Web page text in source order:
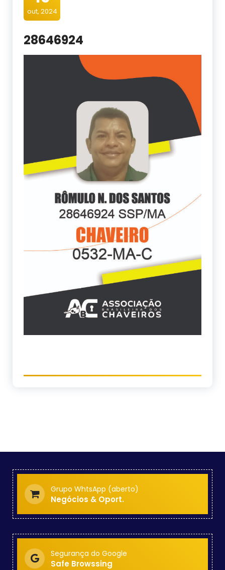
out, 2024
28646924
Grupo WhtsApp (aberto)
Negócios & Oport.
Segurança do Google
Safe Browssing